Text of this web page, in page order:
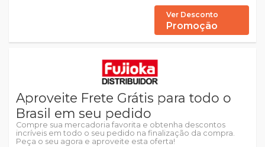
Ver Desconto
Promoção
Aproveite Frete Grátis para todo o
Brasil em seu pedido
Compre sua mercadoria favorita e obtenha descontos
incríveis em todo o seu pedido na finalização da compra.
Peça o seu agora e aproveite esta oferta!